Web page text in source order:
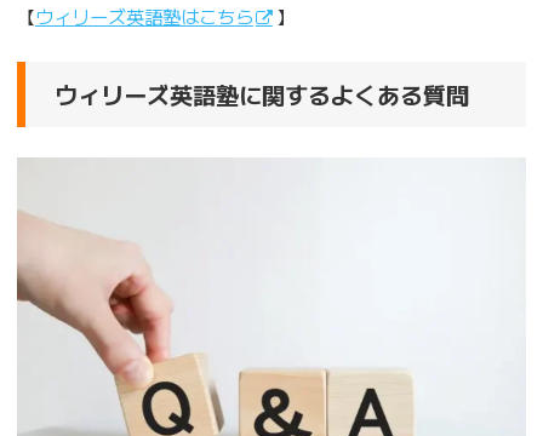
【ウィリーズ英語塾はこちら 】
ウィリーズ英語塾に関するよくある質問